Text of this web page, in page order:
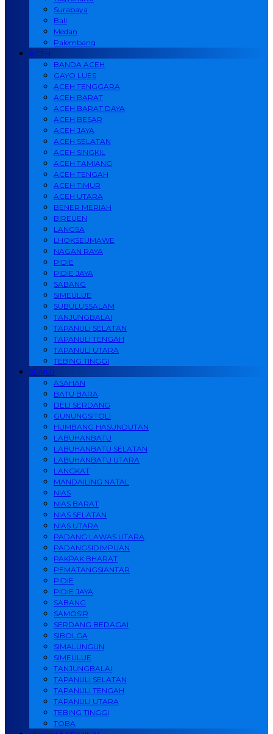
Surabaya
Bali
Medan
Palembang
ACEH
BANDA ACEH
GAYO LUES
ACEH TENGGARA
ACEH BARAT
ACEH BARAT DAYA
ACEH BESAR
ACEH JAYA
ACEH SELATAN
ACEH SINGKIL
ACEH TAMIANG
ACEH TENGAH
ACEH TIMUR
ACEH UTARA
BENER MERIAH
BIREUEN
LANGSA
LHOKSEUMAWE
NAGAN RAYA
PIDIE
PIDIE JAYA
SABANG
SIMEULUE
SUBULUSSALAM
TANJUNGBALAI
TAPANULI SELATAN
TAPANULI TENGAH
TAPANULI UTARA
TEBING TINGGI
SUMUT
ASAHAN
BATU BARA
DELI SERDANG
GUNUNGSITOLI
HUMBANG HASUNDUTAN
LABUHANBATU
LABUHANBATU SELATAN
LABUHANBATU UTARA
LANGKAT
MANDAILING NATAL
NIAS
NIAS BARAT
NIAS SELATAN
NIAS UTARA
PADANG LAWAS UTARA
PADANGSIDIMPUAN
PAKPAK BHARAT
PEMATANGSIANTAR
PIDIE
PIDIE JAYA
SABANG
SAMOSIR
SERDANG BEDAGAI
SIBOLGA
SIMALUNGUN
SIMEULUE
TANJUNGBALAI
TAPANULI SELATAN
TAPANULI TENGAH
TAPANULI UTARA
TEBING TINGGI
TOBA